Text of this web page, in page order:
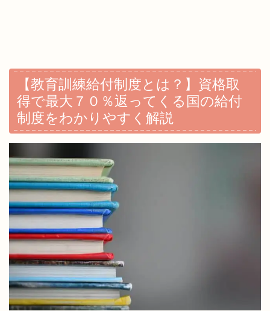
【教育訓練給付制度とは？】資格取
得で最大７０％返ってくる国の給付
制度をわかりやすく解説